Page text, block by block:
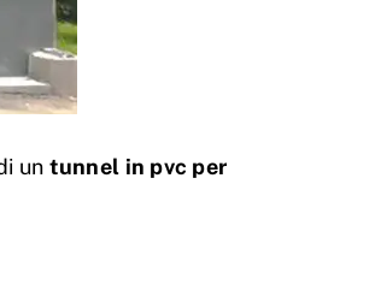
un tunnel in pvc per